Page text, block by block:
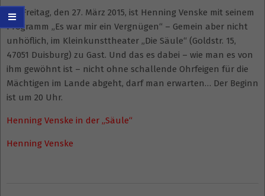
Am Freitag, den 27. März 2015, ist Henning Venske mit seinem
Programm „Es war mir ein Vergnügen“ – Gemein aber nicht
unhöflich, im Kleinkunsttheater „Die Säule“ (Goldstr. 15,
47051 Duisburg) zu Gast. Und das es dabei – wie man es von
ihm gewöhnt ist – nicht ohne schallende Ohrfeigen für die
Mächtigen im Lande abgeht, darf man erwarten… Der Beginn
ist um 20 Uhr.
Henning Venske in der „Säule“
Henning Venske